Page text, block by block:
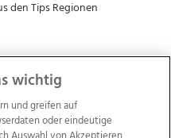
wichtig
und greifen auf
oder eindeutige